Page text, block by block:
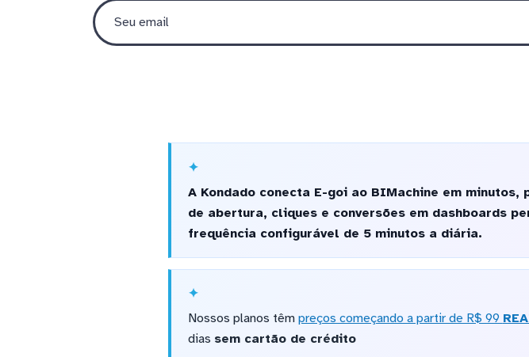
A Kondado conecta E-goi ao BIMachine em
de abertura, cliques e conversões em dashboards
frequência configurável de 5 minutos a diária.
Nossos planos têm preços começando a partir de R$ 99
dias sem cartão de crédito